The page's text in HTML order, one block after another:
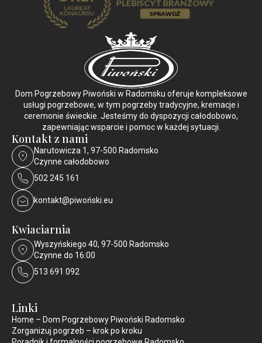
Dom Pogrzebowy Piwoński w Radomsku oferuje kompleksowe
usługi pogrzebowe, w tym pogrzeby tradycyjne, kremacje i
ceremonie świeckie. Jesteśmy do dyspozycji całodobowo,
zapewniając wsparcie i pomoc w każdej sytuacji.
Kontakt z nami
Narutowicza 1, 97-500 Radomsko
Czynne całodobowo
502 245 161
kontakt@piwoński.eu
Kwiaciarnia
Wyszyńskiego 40, 97-500 Radomsko
Czynne do 16:00
513 691 092
Linki
Home – Dom Pogrzebowy Piwoński Radomsko
Zorganizuj pogrzeb – krok po kroku